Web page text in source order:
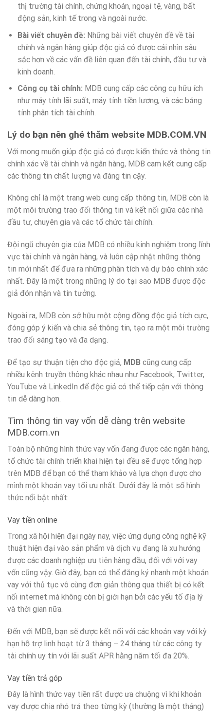
thị trường tài chính, chứng khoán, ngoại tệ, vàng, bất
động sản, kinh tế trong và ngoài nước.
Bài viết chuyên đề: Những bài viết chuyên đề về tài
chính và ngân hàng giúp độc giả có được cái nhìn sâu
sắc hơn về các vấn đề liên quan đến tài chính, đầu tư và
kinh doanh.
Công cụ tài chính: MDB cung cấp các công cụ hữu ích
như máy tính lãi suất, máy tính tiền lương, và các bảng
tính phân tích tài chính.
Lý do bạn nên ghé thăm website MDB.COM.VN
Với mong muốn giúp độc giả có được kiến thức và thông tin
chính xác về tài chính và ngân hàng, MDB cam kết cung cấp
các thông tin chất lượng và đáng tin cậy.
Không chỉ là một trang web cung cấp thông tin, MDB còn là
một môi trường trao đổi thông tin và kết nối giữa các nhà
đầu tư, chuyên gia và các tổ chức tài chính.
Đội ngũ chuyên gia của MDB có nhiều kinh nghiệm trong lĩnh
vực tài chính và ngân hàng, và luôn cập nhật những thông
tin mới nhất để đưa ra những phân tích và dự báo chính xác
nhất. Đây là một trong những lý do tại sao MDB được độc
giả đón nhận và tin tưởng.
Ngoài ra, MDB còn sở hữu một cộng đồng độc giả tích cực,
đóng góp ý kiến và chia sẻ thông tin, tạo ra một môi trường
trao đổi sáng tạo và đa dạng.
Để tạo sự thuận tiện cho độc giả, MDB cũng cung cấp
nhiều kênh truyền thông khác nhau như Facebook, Twitter,
YouTube và LinkedIn để độc giả có thể tiếp cận với thông
tin dễ dàng hơn.
Tìm thông tin vay vốn dễ dàng trên website
MDB.com.vn
Toàn bộ những hình thức vay vốn đang được các ngân hàng,
tổ chức tài chính triển khai hiện tại đều sẽ được tổng hợp
trên MDB để bạn có thể tham khảo và lựa chọn được cho
mình một khoản vay tối ưu nhất. Dưới đây là một số hình
thức nổi bật nhất:
Vay tiền online
Trong xã hội hiện đại ngày nay, việc ứng dụng công nghệ kỹ
thuật hiện đại vào sản phẩm và dịch vụ đang là xu hướng
được các doanh nghiệp ưu tiên hàng đầu, đối với với vay
vốn cũng vậy. Giờ đây, bạn có thể đăng ký nhanh một khoản
vay với thủ tục vô cùng đơn giản thông qua thiết bị có kết
nối internet mà không còn bị giới hạn bởi các yếu tố địa lý
và thời gian nữa.
Đến với MDB, bạn sẽ được kết nối với các khoản vay với kỳ
hạn hỗ trợ linh hoạt từ 3 tháng – 24 tháng từ các công ty
tài chính uy tín với lãi suất APR hằng năm tối đa 20%.
Vay tiền trả góp
Đây là hình thức vay tiền rất được ưa chuộng vì khi khoản
vay được chia nhỏ trả theo từng kỳ (thường là một tháng)